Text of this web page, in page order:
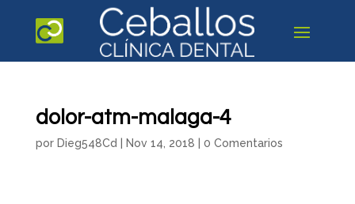
dolor-atm-malaga-4
por Dieg548Cd Nov 14, 2018 0 Comentarios